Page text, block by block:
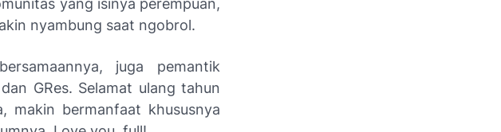
yang isinya perempuan,
nyambung saat ngobrol.
juga pemantik
GRes. Selamat ulang tahun
makin bermanfaat khususnya